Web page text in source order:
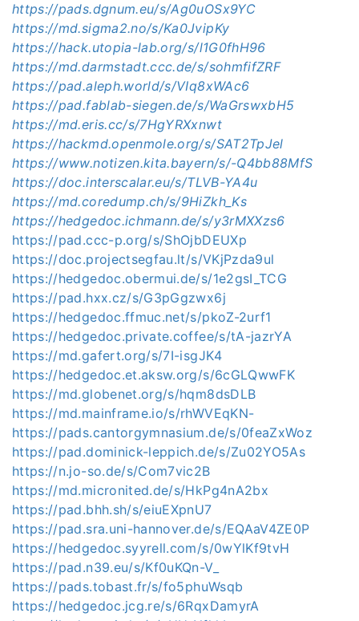
https://pads.dgnum.eu/s/Ag0uOSx9YC
https://md.sigma2.no/s/Ka0JvipKy
https://hack.utopia-lab.org/s/l1G0fhH96
https://md.darmstadt.ccc.de/s/sohmfifZRF
https://pad.aleph.world/s/VIq8xWAc6
https://pad.fablab-siegen.de/s/WaGrswxbH5
https://md.eris.cc/s/7HgYRXxnwt
https://hackmd.openmole.org/s/SAT2TpJel
https://www.notizen.kita.bayern/s/-Q4bb88MfS
https://doc.interscalar.eu/s/TLVB-YA4u
https://md.coredump.ch/s/9HiZkh_Ks
https://hedgedoc.ichmann.de/s/y3rMXXzs6
https://pad.ccc-p.org/s/ShOjbDEUXp
https://doc.projectsegfau.lt/s/VKjPzda9ul
https://hedgedoc.obermui.de/s/1e2gsI_TCG
https://pad.hxx.cz/s/G3pGgzwx6j
https://hedgedoc.ffmuc.net/s/pkoZ-2urf1
https://hedgedoc.private.coffee/s/tA-jazrYA
https://md.gafert.org/s/7I-isgJK4
https://hedgedoc.et.aksw.org/s/6cGLQwwFK
https://md.globenet.org/s/hqm8dsDLB
https://md.mainframe.io/s/rhWVEqKN-
https://pads.cantorgymnasium.de/s/0feaZxWoz
https://pad.dominick-leppich.de/s/Zu02YO5As
https://n.jo-so.de/s/Com7vic2B
https://md.micronited.de/s/HkPg4nA2bx
https://pad.bhh.sh/s/eiuEXpnU7
https://pad.sra.uni-hannover.de/s/EQAaV4ZE0P
https://hedgedoc.syyrell.com/s/0wYlKf9tvH
https://pad.n39.eu/s/Kf0uKQn-V_
https://pads.tobast.fr/s/fo5phuWsqb
https://hedgedoc.jcg.re/s/6RqxDamyrA